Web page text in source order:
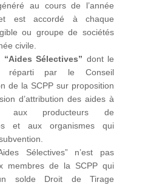
au cours de l’année
est accordé à chaque
ou groupe de sociétés
civile.
Sélectives” dont le
réparti par le Conseil
de la SCPP sur proposition
d’attribution des aides à
aux producteurs de
et aux organismes qui
Sélectives” n’est pas
membres de la SCPP qui
solde Droit de Tirage